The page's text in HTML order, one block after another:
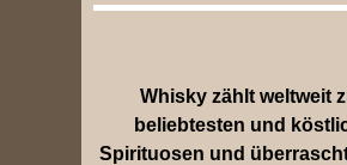
Whisky zählt weltweit
beliebtesten und
Spirituosen und